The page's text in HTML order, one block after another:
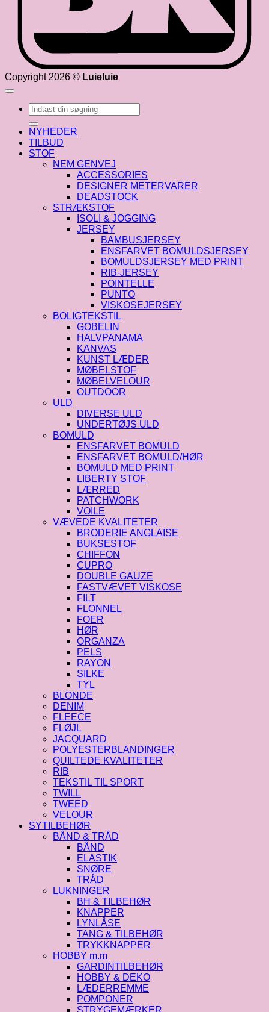
Copyright 2026 © Luieluie
Søg
efter:
NYHEDER
TILBUD
STOF
NEM GENVEJ
ACCESSORIES
DESIGNER METERVARER
DEADSTOCK
STRÆKSTOF
ISOLI & JOGGING
JERSEY
BAMBUSJERSEY
ENSFARVET BOMULDSJERSEY
BOMULDSJERSEY MED PRINT
RIB-JERSEY
POINTELLE
PUNTO
VISKOSEJERSEY
BOLIGTEKSTIL
GOBELIN
HALVPANAMA
KANVAS
KUNST LÆDER
MØBELSTOF
MØBELVELOUR
OUTDOOR
ULD
DIVERSE ULD
UNDERTØJS ULD
BOMULD
ENSFARVET BOMULD
ENSFARVET BOMULD/HØR
BOMULD MED PRINT
LIBERTY STOF
LÆRRED
PATCHWORK
VOILE
VÆVEDE KVALITETER
BRODERIE ANGLAISE
BUKSESTOF
CHIFFON
CUPRO
DOUBLE GAUZE
FASTVÆVET VISKOSE
FILT
FLONNEL
FOER
HØR
ORGANZA
PELS
RAYON
SILKE
TYL
BLONDE
DENIM
FLEECE
FLØJL
JACQUARD
POLYESTERBLANDINGER
QUILTEDE KVALITETER
RIB
TEKSTIL TIL SPORT
TWILL
TWEED
VELOUR
SYTILBEHØR
BÅND & TRÅD
BÅND
ELASTIK
SNØRE
TRÅD
LUKNINGER
BH & TILBEHØR
KNAPPER
LYNLÅSE
TANG & TILBEHØR
TRYKKNAPPER
HOBBY m.m
GARDINTILBEHØR
HOBBY & DEKO
LÆDERREMME
POMPONER
STRYGEMÆRKER